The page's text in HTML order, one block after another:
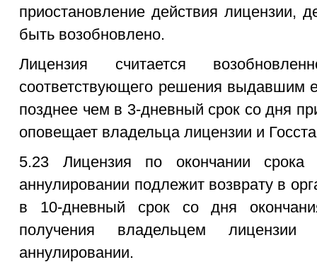
приостановление действия лицензии,
быть возобновлено.
Лицензия считается
соответствующего решения выдавшим
позднее чем в 3-дневный срок со дня
оповещает владельца лицензии и
5.23 Лицензия по окончании
аннулировании подлежит возврату в
в 10-дневный срок со дня
получения владельцем
аннулировании.